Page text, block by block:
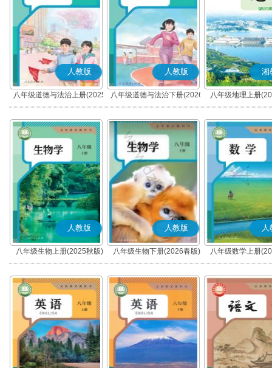
人教版
八年级道德与法治上册(2025
秋版)(部编版)
人教版
八年级道德与法治下册(2026
春版)(部编版)
湘
八年级地理上册
人教版
八年级生物上册(2025秋版)
人教版
八年级生物下册(2026春版)
人
八年级数学上册